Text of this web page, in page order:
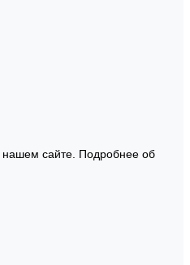
нашем сайте. Подробнее об